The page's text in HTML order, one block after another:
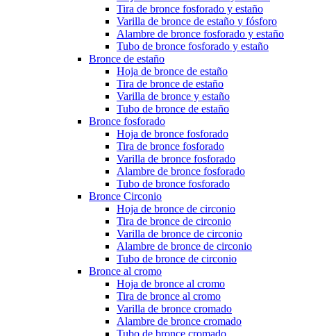
Tira de bronce fosforado y estaño
Varilla de bronce de estaño y fósforo
Alambre de bronce fosforado y estaño
Tubo de bronce fosforado y estaño
Bronce de estaño
Hoja de bronce de estaño
Tira de bronce de estaño
Varilla de bronce y estaño
Tubo de bronce de estaño
Bronce fosforado
Hoja de bronce fosforado
Tira de bronce fosforado
Varilla de bronce fosforado
Alambre de bronce fosforado
Tubo de bronce fosforado
Bronce Circonio
Hoja de bronce de circonio
Tira de bronce de circonio
Varilla de bronce de circonio
Alambre de bronce de circonio
Tubo de bronce de circonio
Bronce al cromo
Hoja de bronce al cromo
Tira de bronce al cromo
Varilla de bronce cromado
Alambre de bronce cromado
Tubo de bronce cromado